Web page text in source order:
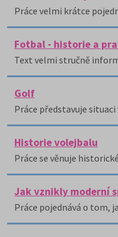
Práce velmi krátce
Fotbal - historie a
Text velmi stručně
Golf
Práce představuje
Historie volejbalu
Práce se věnuje
Jak vznikly moderní
Práce pojednává o tom,